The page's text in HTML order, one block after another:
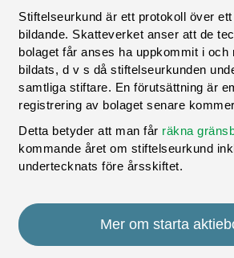
Stiftelseurkund är ett protokoll över
bildande. Skatteverket anser att de
bolaget får anses ha uppkommit i och
bildats, d v s då stiftelseurkunden
samtliga stiftare. En förutsättning är
registrering av bolaget senare
Detta betyder att man får räkna
kommande året om stiftelseurkund
undertecknats före årsskiftet.
Mer om starta